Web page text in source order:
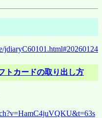
jdiaryC60101.html#20260124
トカードの取り出し方